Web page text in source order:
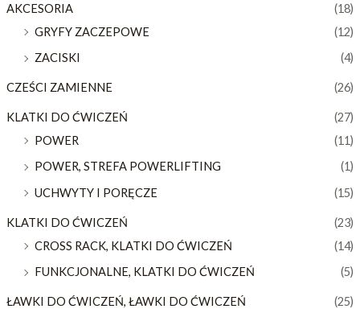
AKCESORIA
(18)
GRYFY ZACZEPOWE
(12)
ZACISKI
(4)
CZEŚCI ZAMIENNE (26)
KLATKI DO ĆWICZEŃ
(27)
POWER
(11)
POWER, STREFA POWERLIFTING
(1)
UCHWYTY I PORĘCZE
(15)
KLATKI DO ĆWICZEŃ
(23)
CROSS RACK, KLATKI DO ĆWICZEŃ
(14)
FUNKCJONALNE, KLATKI DO ĆWICZEŃ
(5)
ŁAWKI DO ĆWICZEŃ, ŁAWKI DO ĆWICZEŃ
(25)